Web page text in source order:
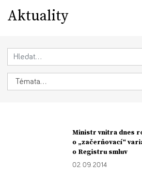
Aktuality
Ministr vnitra dnes
o „začerňovací“
o Registru smluv
02. 09. 2014